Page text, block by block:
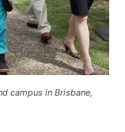
campus in Brisbane,